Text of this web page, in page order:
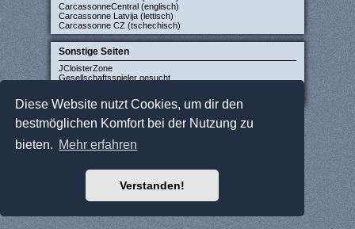
Diese Website nutzt Cookies, um dir den
bestmöglichen Komfort bei der Nutzung zu
bieten. Mehr erfahren
Verstanden!
CarcassonneCentral (englisch)
Carcassonne Latvija (lettisch)
Carcassonne CZ (tschechisch)
Sonstige Seiten
JCloisterZone
Gesellschaftsspieler gesucht